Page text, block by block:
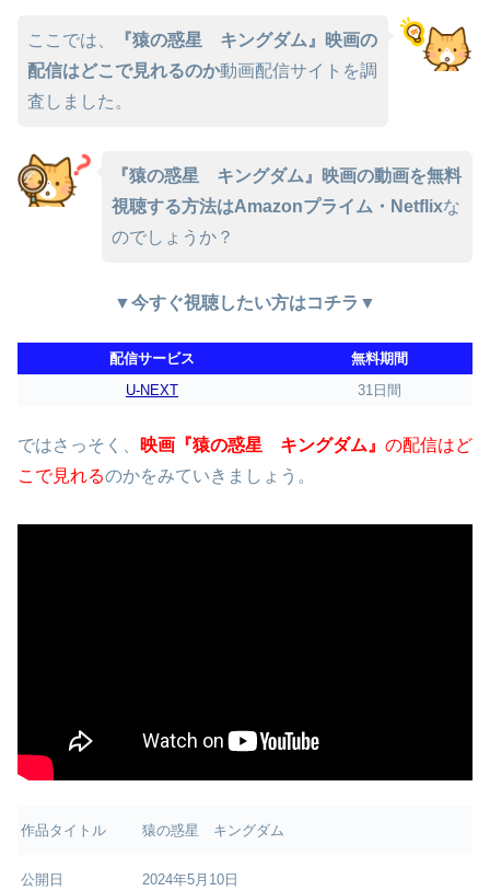
ここでは、
『猿の惑星 キングダム』映画の
配信はどこで見れるのか動画配信サイトを調
査しました。
『猿の惑星 キングダム』映画の動画を無料
視聴する方法はAmazonプライム・Netflixな
のでしょうか？
▼今すぐ視聴したい方はコチラ▼
配信サービス
無料期間
U-NEXT
31日間
ではさっそく、 映画『猿の惑星 キングダム』 の配信はど
こで見れるのかをみていきましょう。
作品タイトル 猿の惑星 キングダム
公開日 2024年5月10日